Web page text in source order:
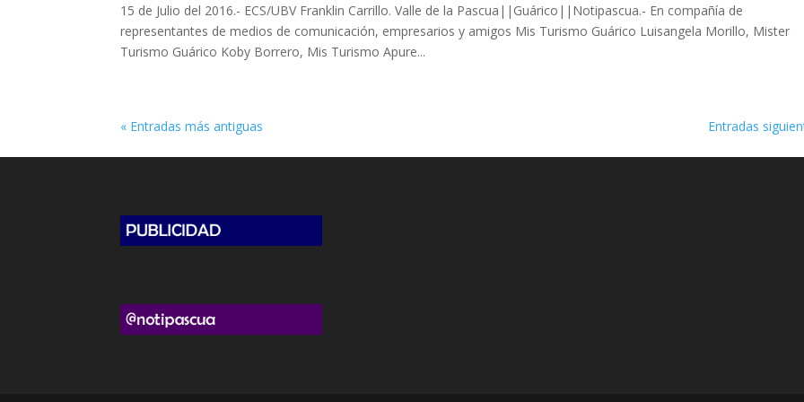
15 de Julio del 2016.- ECS/UBV Franklin Carrillo. Valle de la Pascua||Guárico||Notipascua.- En compañía de
representantes de medios de comunicación, empresarios y amigos Mis Turismo Guárico Luisangela Morillo, Mister
Turismo Guárico Koby Borrero, Mis Turismo Apure...
« Entradas más antiguas Entradas